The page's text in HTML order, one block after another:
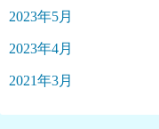
2023年5月
2023年4月
2021年3月